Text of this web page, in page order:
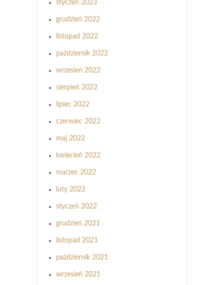
styczeń 2023
grudzień 2022
listopad 2022
październik 2022
wrzesień 2022
sierpień 2022
lipiec 2022
czerwiec 2022
maj 2022
kwiecień 2022
marzec 2022
luty 2022
styczeń 2022
grudzień 2021
listopad 2021
październik 2021
wrzesień 2021